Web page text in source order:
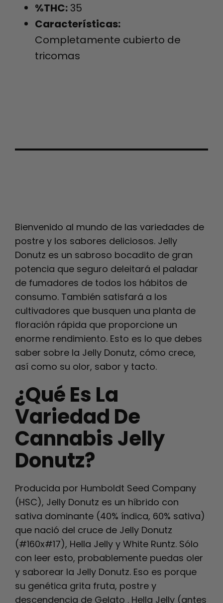
%THC:35
Características:
Completamente cubierto de
tricomas
Bienvenido al mundo de las variedades de
postre y los sabores deliciosos. Jelly
Donutz es un sabroso bocadito de gran
potencia que seguro deleitará el paladar
de fumadores de todos los hábitos de
consumo. También satisfará a los
cultivadores que busquen una planta de
floración rápida que proporcione un
enorme rendimiento. Esto es lo que debes
saber sobre la Jelly Donutz, cómo crece,
así como su olor, sabor y tacto.
¿Qué Es La
Variedad De
Cannabis Jelly
Donutz?
Producida por Humboldt Seed Company
(HSC), Jelly Donutz es un híbrido con
sativa dominante (40% índica, 60% sativa)
que nació del cruce de Jelly Donutz
(#160x#17), Hella Jelly y White Runtz. Sólo
con leer esto, probablemente puedas oler
y saborear la Jelly Donutz. Eso es porque
su genética grita fruta, postre y
descendencia de Gelato . Hella Jelly (antes